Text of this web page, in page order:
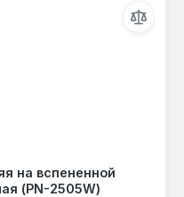
на вспененной
(PN-2505W)